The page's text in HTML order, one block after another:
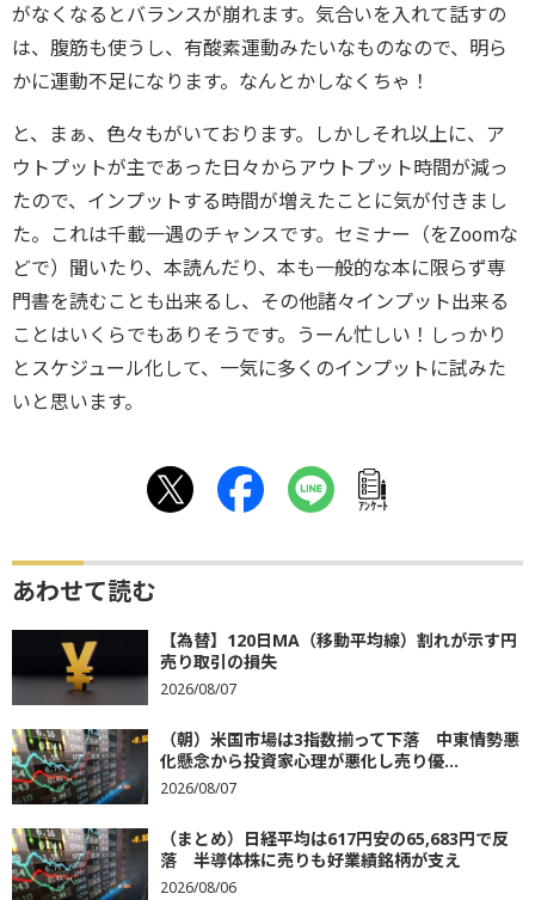
がなくなるとバランスが崩れます。気合いを入れて話すの
は、腹筋も使うし、有酸素運動みたいなものなので、明ら
かに運動不足になります。なんとかしなくちゃ！
と、まぁ、色々もがいております。しかしそれ以上に、ア
ウトプットが主であった日々からアウトプット時間が減っ
たので、インプットする時間が増えたことに気が付きまし
た。これは千載一遇のチャンスです。セミナー（をZoomな
どで）聞いたり、本読んだり、本も一般的な本に限らず専
門書を読むことも出来るし、その他諸々インプット出来る
ことはいくらでもありそうです。うーん忙しい！しっかり
とスケジュール化して、一気に多くのインプットに試みた
いと思います。
ｱﾝｹｰﾄ
あわせて読む
【為替】120日MA（移動平均線）割れが示す円
売り取引の損失
2026/08/07
（朝）米国市場は3指数揃って下落 中東情勢悪
化懸念から投資家心理が悪化し売り優...
2026/08/07
（まとめ）日経平均は617円安の65,683円で反
落 半導体株に売りも好業績銘柄が支え
2026/08/06